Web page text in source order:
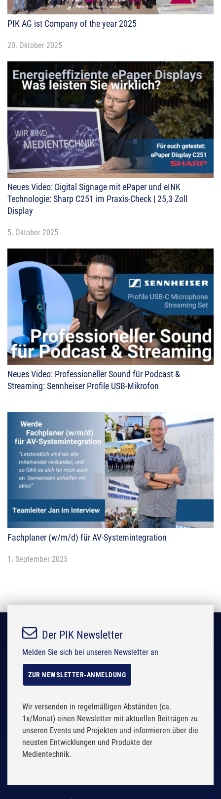
PIK AG ist Company of the year 2025
20. Oktober 2025
Neues Video: Digital Signage mit ePaper und eINK
Technologie: Sharp C251 im Praxis-Check | 25,3 Zoll
Display
5. Oktober 2025
Neues Video: Professioneller Sound für Podcast &
Streaming: Sennheiser Profile USB-Mikrofon
Fachplaner (w/m/d) für AV-Systemintegration
1. September 2025
Der PIK Newsletter
Melden Sie sich bei unseren Newsletter an
ZUR NEWSLETTER-ANMELDUNG
Wir versenden in regelmäßigen Abständen (ca.
1x/Monat) einen Newsletter mit aktuellen Beiträgen zu
unseren Events und Projekten und informieren über die
neusten Entwicklungen und Produkte der
Medientechnik.